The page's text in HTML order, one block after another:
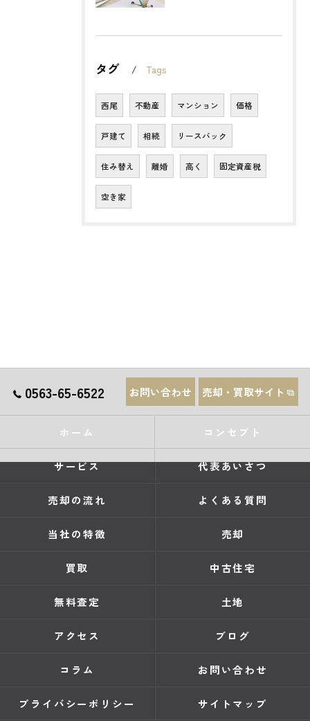
タグ Tags
西尾 不動産 マンション 価格
戸建て 相続 リースバック
住み替え 離婚 高く 固定資産税
空き家
0563-65-6522 お問い合わせ 売却・買取サイト
ホーム コンセプト
サービス 代表あいさつ
売却の流れ よくある質問
当社の特徴 売却
買取 中古住宅
無料査定 土地
アクセス ブログ
コラム お問い合わせ
プライバシーポリシー サイトマップ